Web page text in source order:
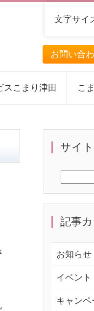
お問い合
文字サイ
スこまり津田 こ
サイ
記事
お知らせ
イベント
キャンペ